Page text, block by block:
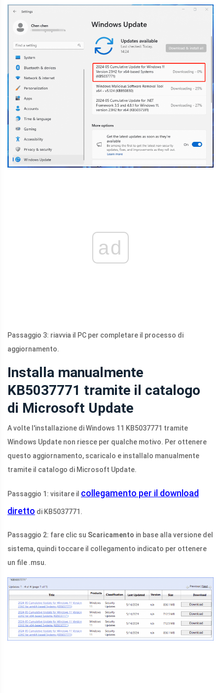
ad
Passaggio 3: riavvia il PC per completare il processo di
aggiornamento.
Installa manualmente
KB5037771 tramite il catalogo
di Microsoft Update
A volte l'installazione di Windows 11 KB5037771 tramite
Windows Update non riesce per qualche motivo. Per ottenere
questo aggiornamento, scaricalo e installalo manualmente
tramite il catalogo di Microsoft Update.
Passaggio 1: visitare il collegamento per il download
diretto di KB5037771.
Passaggio 2: fare clic su Scaricamento in base alla versione del
sistema, quindi toccare il collegamento indicato per ottenere
un file .msu.